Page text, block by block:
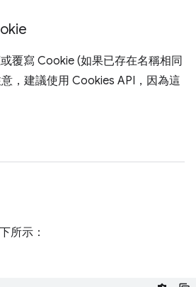
覆寫 Cookie (如果已存在名稱相同
，建議使用 Cookies API，因為這
所示：